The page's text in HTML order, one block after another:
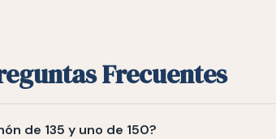
Frecuentes
de 135 y uno de 150?